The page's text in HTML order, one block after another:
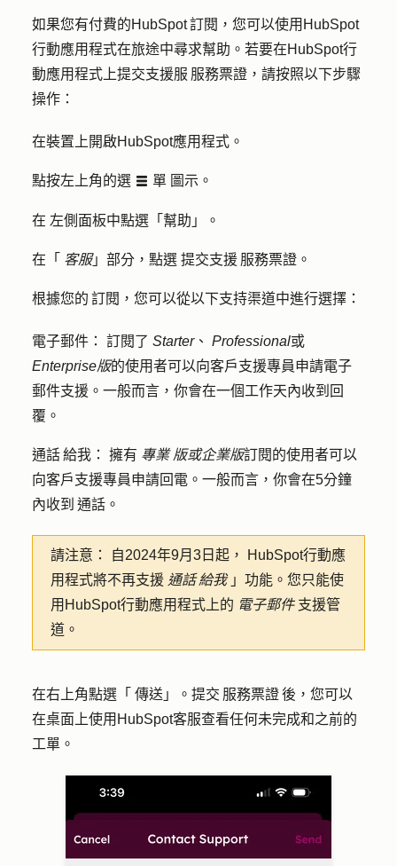
如果您有付費的HubSpot 訂閱，您可以使用HubSpot
行動應用程式在旅途中尋求幫助。若要在HubSpot行
動應用程式上提交支援服 服務票證，請按照以下步驟
操作：
在裝置上開啟HubSpot應用程式。
點按左上角的選 listView 單 圖示。
在 左側面板中點選「 幫助 」。
在「 客服」部分，點選 提交支援 服務票證 。
根據您的 訂閱，您可以從以下支持渠道中進行選擇：
電子郵件 ： 訂閱了 Starter、 Professional或
Enterprise版的使用者可以向客戶支援專員申請電子
郵件支援。一般而言，你會在一個工作天內收到回
覆。
通話 給我： 擁有 專業 版或企業版訂閱的使用者可以
向客戶支援專員申請回電。一般而言，你會在5分鐘
內收到 通話。
請注意：
自2024年9月3日起， HubSpot行動應
用程式將不再支援 通話 給我」功能。您只能使
用HubSpot行動應用程式上的 電子郵件支援管
道。
在右上角點選「 傳送 」。提交 服務票證 後，您可以
在桌面上使用HubSpot客服查看任何未完成和之前的
工單。